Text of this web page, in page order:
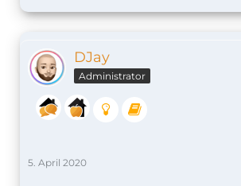
DJay
Administrator
5. April 2020